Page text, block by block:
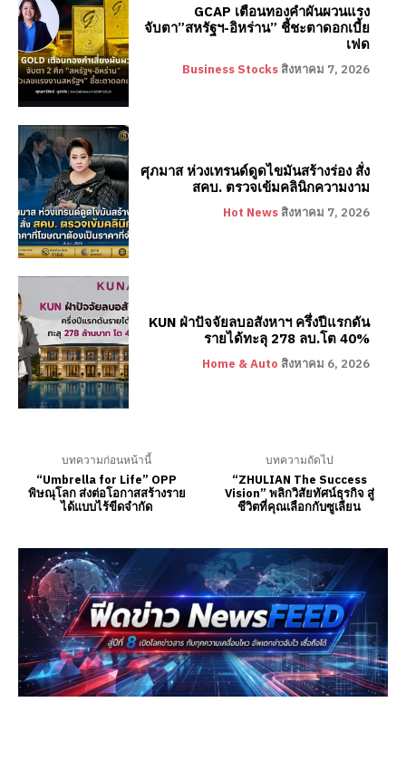
GCAP เตือนทองคำผันผวนแรง
จับตา”สหรัฐฯ-อิหร่าน” ชี้ชะตาดอกเบี้ย
เฟด
Business Stocks สิงหาคม 7, 2026
ศุภมาส ห่วงเทรนด์ดูดไขมันสร้างร่อง สั่ง
สคบ. ตรวจเข้มคลินิกความงาม
Hot News สิงหาคม 7, 2026
KUN ฝ่าปัจจัยลบอสังหาฯ ครึ่งปีแรกดัน
รายได้ทะลุ 278 ลบ.โต 40%
Home & Auto สิงหาคม 6, 2026
บทความก่อนหน้านี้
“Umbrella for Life” OPP
พิษณุโลก ส่งต่อโอกาสสร้างราย
ได้แบบไร้ขีดจำกัด
บทความถัดไป
“ZHULIAN The Success
Vision” พลิกวิสัยทัศน์ธุรกิจ สู่
ชีวิตที่คุณเลือกกับซูเลียน